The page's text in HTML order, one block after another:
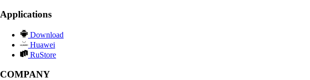
Applications
Download
Huawei
RuStore
COMPANY